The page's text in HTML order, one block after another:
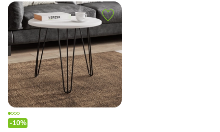
-10%